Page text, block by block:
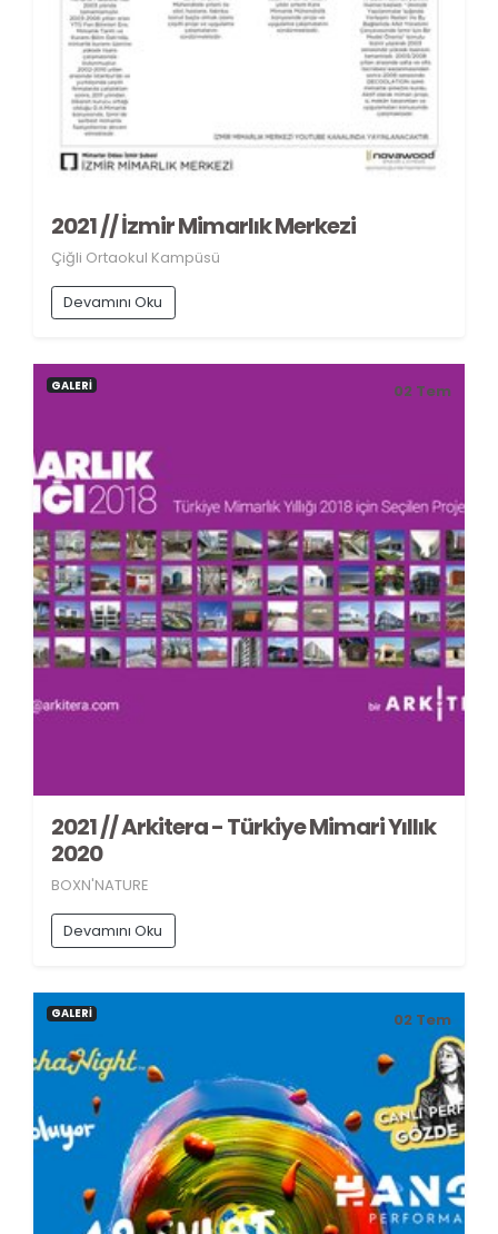
2021 // İzmir Mimarlık Merkezi
Çiğli Ortaokul Kampüsü
Devamını Oku
GALERİ 02 Tem
2021 // Arkitera - Türkiye Mimari Yıllık
2020
BOXN'NATURE
Devamını Oku
GALERİ 02 Tem